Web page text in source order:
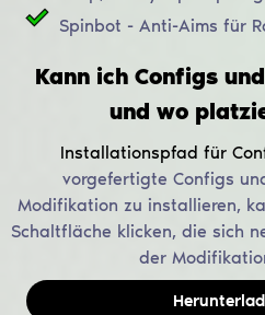
Spinbot - Anti-Aims für
Kann ich Configs
und wo
Installationspfad für
vorgefertigte Configs
Modifikation zu installieren,
Schaltfläche klicken, die sich
der